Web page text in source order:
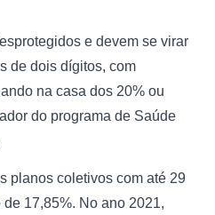
e devem se virar
de dois dígitos, com
na casa dos 20% ou
do programa de Saúde
planos coletivos com até 29
17,85%. No ano 2021,